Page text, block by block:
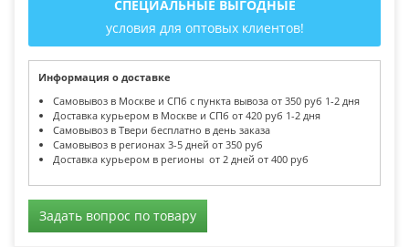
СПЕЦИАЛЬНЫЕ ВЫГОДНЫЕ
условия для оптовых клиентов!
Информация о доставке
Самовывоз в Москве и СПб с пункта вывоза от 350 руб 1-2 дня
Доставка курьером в Москве и СПб от 420 руб 1-2 дня
Самовывоз в Твери бесплатно в день заказа
Самовывоз в регионах 3-5 дней от 350 руб
Доставка курьером в регионы от 2 дней от 400 руб
Задать вопрос по товару